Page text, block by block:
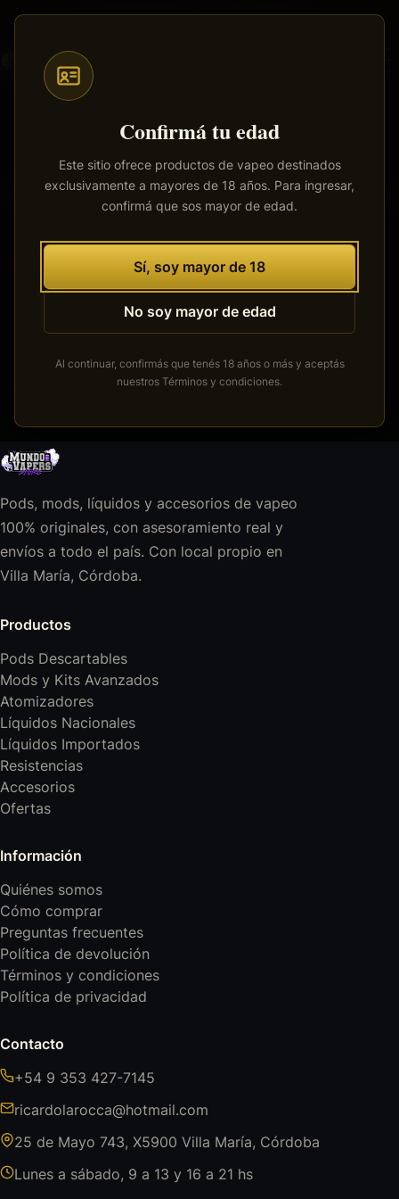
Confirmá tu edad
Este sitio ofrece productos de vapeo destinados
exclusivamente a mayores de 18 años. Para ingresar,
confirmá que sos mayor de edad.
Sí, soy mayor de 18
No soy mayor de edad
Al continuar, confirmás que tenés 18 años o más y aceptás
nuestros Términos y condiciones.
Saltar
contenido
principal
Envíos a todo el país· 100% productos originales
Tenemos grandes proyectos
Se está cocinando algo grande. Nuestra tienda está en
obras y pronto abrirá sus puertas.
Pods, mods, líquidos y accesorios de vapeo
100% originales, con asesoramiento real y
envíos a todo el país. Con local propio en
Villa María, Córdoba.
Productos
Pods Descartables
Mods y Kits Avanzados
Atomizadores
Líquidos Nacionales
Líquidos Importados
Resistencias
Accesorios
Ofertas
Información
Quiénes somos
Cómo comprar
Preguntas frecuentes
Política de devolución
Términos y condiciones
Política de privacidad
Contacto
+54 9 353 427-7145
ricardolarocca@hotmail.com
25 de Mayo 743, X5900 Villa María, Córdoba
Lunes a sábado, 9 a 13 y 16 a 21 hs